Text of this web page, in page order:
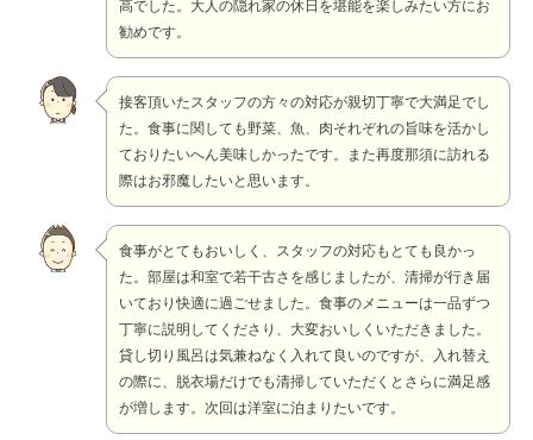
高でした。大人の隠れ家の休日を堪能を楽しみたい方にお
勧めです。
接客頂いたスタッフの方々の対応が親切丁寧で大満足でし
た。食事に関しても野菜、魚、肉それぞれの旨味を活かし
ておりたいへん美味しかったです。また再度那須に訪れる
際はお邪魔したいと思います。
食事がとてもおいしく、スタッフの対応もとても良かっ
た。部屋は和室で若干古さを感じましたが、清掃が行き届
いており快適に過ごせました。食事のメニューは一品ずつ
丁寧に説明してくださり、大変おいしくいただきました。
貸し切り風呂は気兼ねなく入れて良いのですが、入れ替え
の際に、脱衣場だけでも清掃していただくとさらに満足感
が増します。次回は洋室に泊まりたいです。